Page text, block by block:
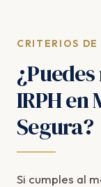
CRITERIOS
IRPH en
Segura?
Si cumples al